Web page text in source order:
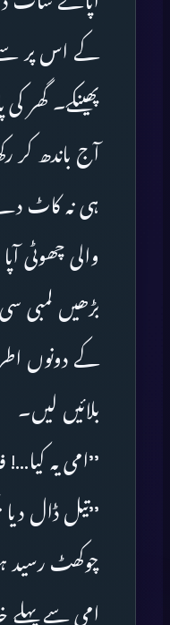
کے اس پر
پھینکے۔ گھر
آج باندھ کر
ہی نہ کاٹ
والی چھوٹی
بڑھیں لمبی
کے دونوں
بلائیں لیں۔
’’امی یہ
’’تیل ڈال
چوکھٹ رسید
امی سے پہلے